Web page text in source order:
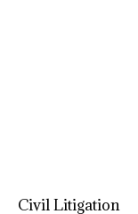
Civil Litigation